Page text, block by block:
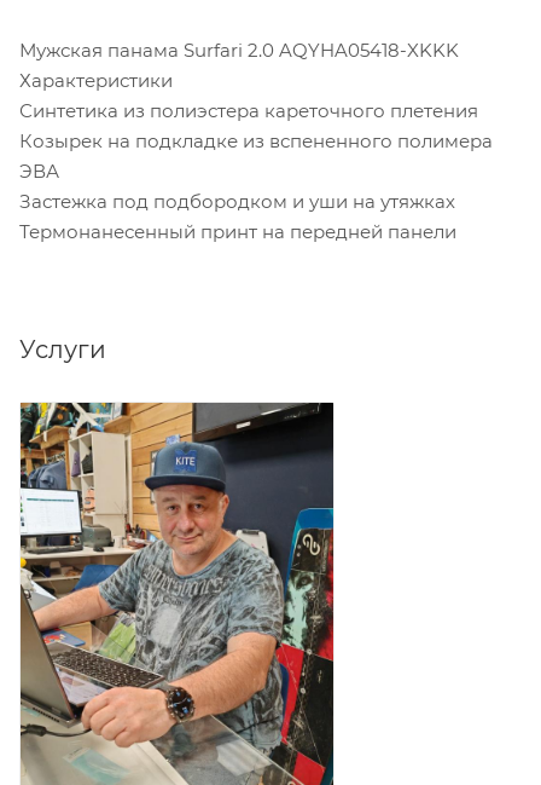
Мужская панама Surfari 2.0 AQYHA05418-XKKK
Характеристики
Синтетика из полиэстера кареточного плетения
Козырек на подкладке из вспененного полимера
ЭВА
Застежка под подбородком и уши на утяжках
Термонанесенный принт на передней панели
Услуги